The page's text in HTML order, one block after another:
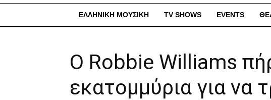
ΕΛΛΗΝΙΚΗ ΜΟΥΣΙΚΗ TV SHOWS EVENTS
Ο Robbie Williams
εκατομμύρια για να